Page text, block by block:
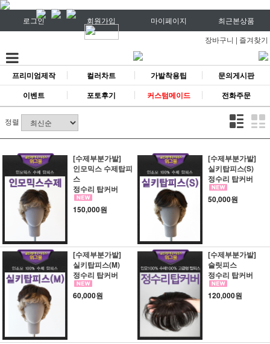
로그인 회원가입 마이페이지
최근본상품
장바구니 | 즐겨찾기
프리미엄제작 컬러차트 가발착용팁
문의게시판
이벤트
포토후기 커스텀메이드 전화주문
정렬
[수제부분가발]
인모믹스 수제탑피
스
정수리 탑커버
150,000원
[수제부분가발]
실키탑피스(S)
정수리 탑커버
50,000원
[수제부분가발]
실키탑피스(M)
정수리 탑커버
60,000원
[수제부분가발]
슬릿피스
정수리 탑커버
120,000원